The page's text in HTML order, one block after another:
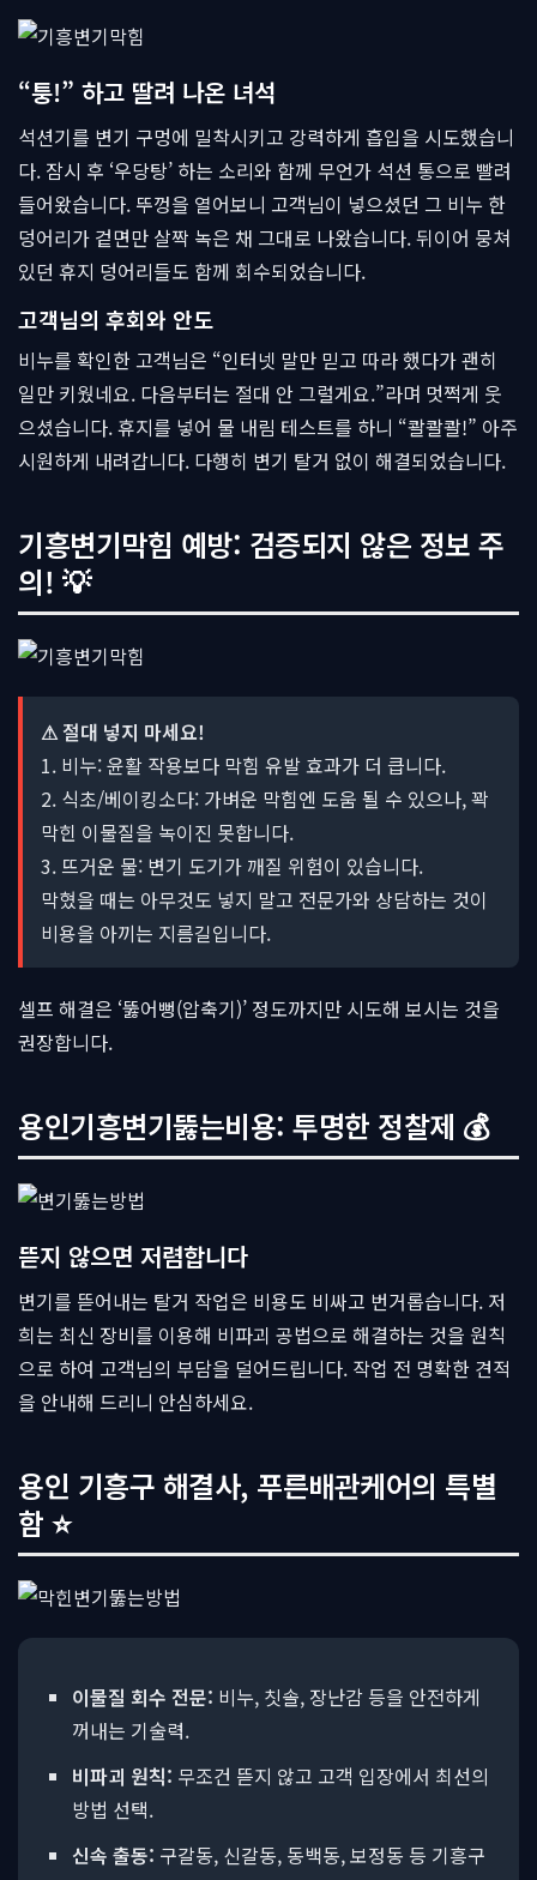
“퉁!” 하고 딸려 나온 녀석
석션기를 변기 구멍에 밀착시키고 강력하게 흡입을 시도했습니
다. 잠시 후 ‘우당탕’ 하는 소리와 함께 무언가 석션 통으로 빨려
들어왔습니다. 뚜껑을 열어보니 고객님이 넣으셨던 그 비누 한
덩어리가 겉면만 살짝 녹은 채 그대로 나왔습니다. 뒤이어 뭉쳐
있던 휴지 덩어리들도 함께 회수되었습니다.
고객님의 후회와 안도
비누를 확인한 고객님은 “인터넷 말만 믿고 따라 했다가 괜히
일만 키웠네요. 다음부터는 절대 안 그럴게요.”라며 멋쩍게 웃
으셨습니다. 휴지를 넣어 물 내림 테스트를 하니 “콸콸콸!” 아주
시원하게 내려갑니다. 다행히 변기 탈거 없이 해결되었습니다.
기흥변기막힘 예방: 검증되지 않은 정보 주
의! 💡
⚠ 절대 넣지 마세요!
1. 비누: 윤활 작용보다 막힘 유발 효과가 더 큽니다.
2. 식초/베이킹소다: 가벼운 막힘엔 도움 될 수 있으나, 꽉
막힌 이물질을 녹이진 못합니다.
3. 뜨거운 물: 변기 도기가 깨질 위험이 있습니다.
막혔을 때는 아무것도 넣지 말고 전문가와 상담하는 것이
비용을 아끼는 지름길입니다.
셀프 해결은 ‘뚫어뻥(압축기)’ 정도까지만 시도해 보시는 것을
권장합니다.
용인기흥변기뚫는비용: 투명한 정찰제 💰
뜯지 않으면 저렴합니다
변기를 뜯어내는 탈거 작업은 비용도 비싸고 번거롭습니다. 저
희는 최신 장비를 이용해 비파괴 공법으로 해결하는 것을 원칙
으로 하여 고객님의 부담을 덜어드립니다. 작업 전 명확한 견적
을 안내해 드리니 안심하세요.
용인 기흥구 해결사, 푸른배관케어의 특별
함 ⭐
이물질 회수 전문: 비누, 칫솔, 장난감 등을 안전하게
꺼내는 기술력.
비파괴 원칙: 무조건 뜯지 않고 고객 입장에서 최선의
방법 선택.
신속 출동: 구갈동, 신갈동, 동백동, 보정동 등 기흥구